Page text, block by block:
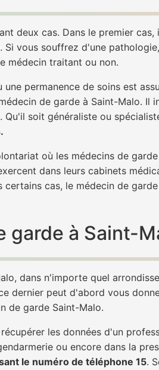
deux cas. Dans le premier
. Si vous souffrez d'une
médecin traitant ou non.
permanence de soins est
de garde à Saint-Malo.
Qu'il soit généraliste ou
où les médecins de
dans leurs cabinets
cas, le médecin de
garde à Saint-
dans n'importe quel
dernier peut d'abord vous
de garde Saint-Malo.
les données d'un
ou encore dans la
le numéro de téléphone 15.